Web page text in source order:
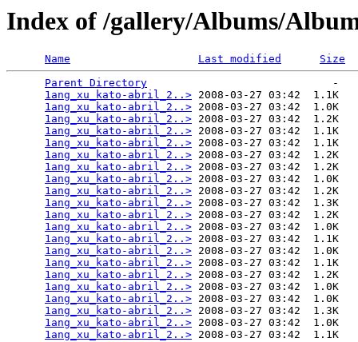
Index of /gallery/Albums/
Name Last modified
Size
Parent Directory
                             -
1ang_xu_kato-abril_2..> 2008-03-27 03:42  1.1K
1ang_xu_kato-abril_2..> 2008-03-27 03:42  1.0K
1ang_xu_kato-abril_2..> 2008-03-27 03:42  1.2K
1ang_xu_kato-abril_2..> 2008-03-27 03:42  1.1K
1ang_xu_kato-abril_2..> 2008-03-27 03:42  1.1K
1ang_xu_kato-abril_2..> 2008-03-27 03:42  1.2K
1ang_xu_kato-abril_2..> 2008-03-27 03:42  1.2K
1ang_xu_kato-abril_2..> 2008-03-27 03:42  1.0K
1ang_xu_kato-abril_2..> 2008-03-27 03:42  1.2K
1ang_xu_kato-abril_2..> 2008-03-27 03:42  1.3K
1ang_xu_kato-abril_2..> 2008-03-27 03:42  1.2K
1ang_xu_kato-abril_2..> 2008-03-27 03:42  1.0K
1ang_xu_kato-abril_2..> 2008-03-27 03:42  1.1K
1ang_xu_kato-abril_2..> 2008-03-27 03:42  1.0K
1ang_xu_kato-abril_2..> 2008-03-27 03:42  1.1K
1ang_xu_kato-abril_2..> 2008-03-27 03:42  1.2K
1ang_xu_kato-abril_2..> 2008-03-27 03:42  1.0K
1ang_xu_kato-abril_2..> 2008-03-27 03:42  1.0K
1ang_xu_kato-abril_2..> 2008-03-27 03:42  1.3K
1ang_xu_kato-abril_2..> 2008-03-27 03:42  1.0K
1ang_xu_kato-abril_2..>